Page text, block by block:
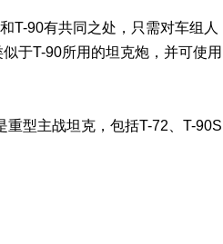
90有共同之处，只需对车组人
于T-90所用的坦克炮，并可使用
型主战坦克，包括T-72、T-90S